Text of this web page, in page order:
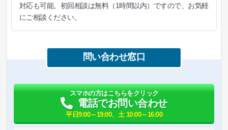
対応も可能。初回相談は無料（1時間以内）ですので、お気軽
にご相談ください。
問い合わせ窓口
スマホの方はこちらをクリック
電話でお問い合わせ
平日9:00～19:00、土 10:00～16:00